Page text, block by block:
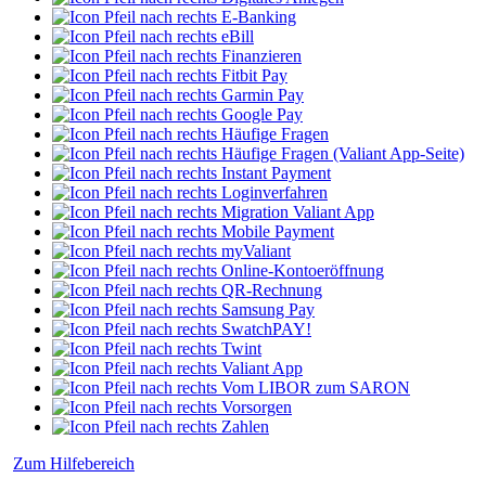
E-Banking
eBill
Finanzieren
Fitbit Pay
Garmin Pay
Google Pay
Häufige Fragen
Häufige Fragen (Valiant App-Seite)
Instant Payment
Loginverfahren
Migration Valiant App
Mobile Payment
myValiant
Online-Kontoeröffnung
QR-Rechnung
Samsung Pay
SwatchPAY!
Twint
Valiant App
Vom LIBOR zum SARON
Vorsorgen
Zahlen
Zum Hilfebereich